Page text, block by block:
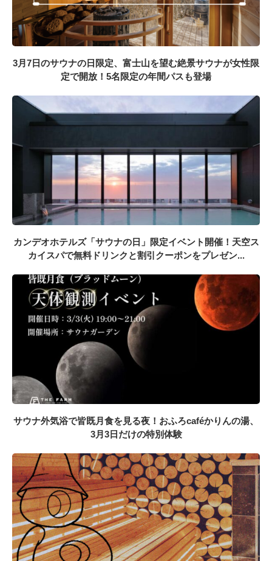
3月7日のサウナの日限定、富士山を望む絶景サウナが女性限
定で開放！5名限定の年間パスも登場
カンデオホテルズ「サウナの日」限定イベント開催！天空ス
カイスパで無料ドリンクと割引クーポンをプレゼン...
サウナ外気浴で皆既月食を見る夜！おふろcaféかりんの湯、
3月3日だけの特別体験